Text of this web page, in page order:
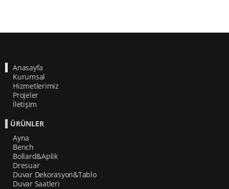
Anasayfa
Kurumsal
Hizmetlerimiz
Projeler
İletişim
ÜRÜNLER
Ayna
Bench
Bollard&Aplik
Dresuar
Duvar Dekorasyon&Tablo
Duvar Saatleri